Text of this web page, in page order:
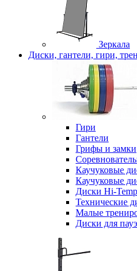
Зеркала
Диски, гантели, гири,
Гири
Гантели
Грифы и замки
Каучуковые
Каучуковые
Диски Hi-Temp
Технические
Малые
Диски для